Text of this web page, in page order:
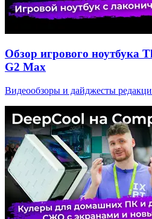
Обзор игрового ноутбука
G2 Max
Видеообзоры и дайджесты